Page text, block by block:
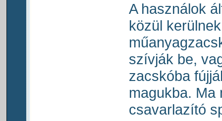
A használok
közül
szívják be,
zacskóba
magukba. Ma
csavarlazító